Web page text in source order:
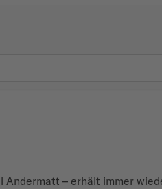
– erhält immer